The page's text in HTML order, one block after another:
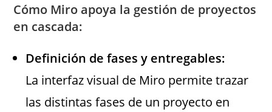
Cómo Miro apoya la gestión de proyectos
en cascada:
Definición de fases y entregables:
La interfaz visual de Miro permite trazar
las distintas fases de un proyecto en